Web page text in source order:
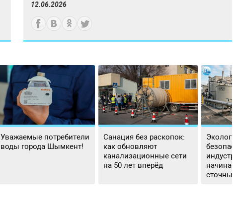
12.06.2026
Уважаемые потребители
воды города Шымкент!
Санация без раскопок:
как обновляют
канализационные сети
на 50 лет вперёд
сточных